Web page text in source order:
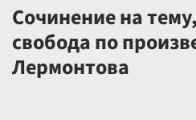
Цены
Сочинение на
свобода по
Лермонтова